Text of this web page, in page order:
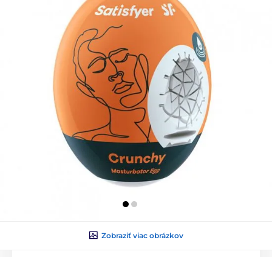
Zobraziť viac obrázkov